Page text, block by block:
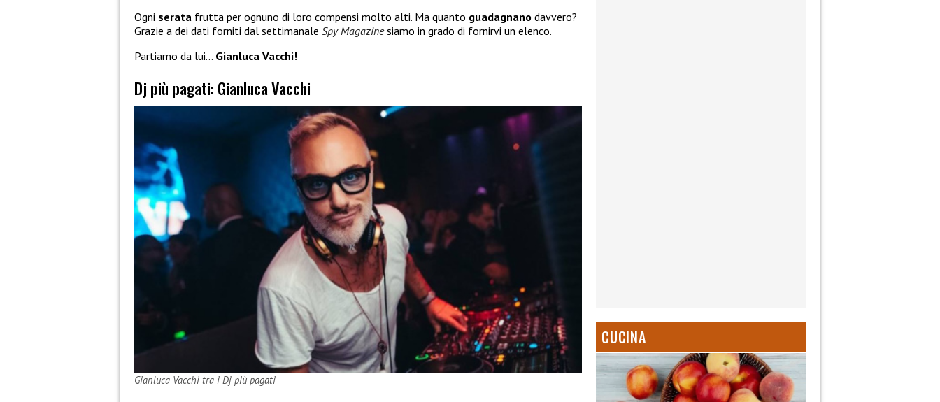
Ogni serata frutta per ognuno di loro compensi molto alti. Ma quanto guadagnano davvero?
Grazie a dei dati forniti dal settimanale Spy Magazine siamo in grado di fornirvi un elenco.
Partiamo da lui… Gianluca Vacchi!
Dj più pagati: Gianluca Vacchi
Gianluca Vacchi tra i Dj più pagati
CUCINA